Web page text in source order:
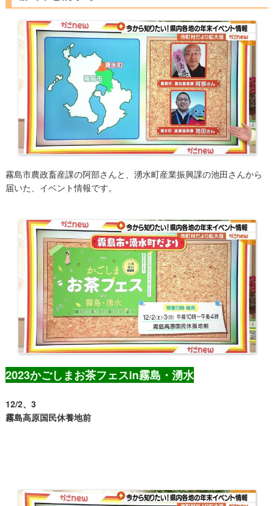
霧島市農政畜産課の阿部さんと、湧水町産業振興課の池田さんから
届いた、イベント情報です。
2023かごしまお茶フェスin霧島・湧水
12/2、3
霧島高原国民休養地前